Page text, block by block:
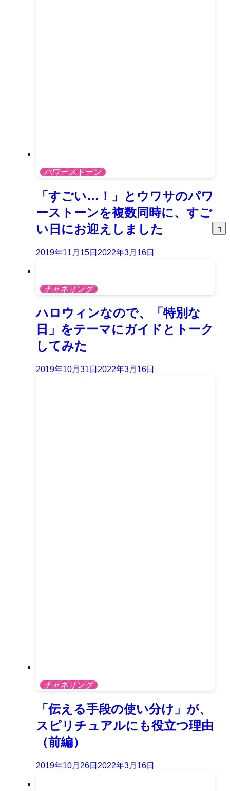
パワーストーン
「すごい…！」とウワサのパワ
ーストーンを複数同時に、すご
い日にお迎えしました
2019年11月15日 2022年3月16日
チャネリング
ハロウィンなので、「特別な
日」をテーマにガイドとトーク
してみた
2019年10月31日 2022年3月16日
チャネリング
「伝える手段の使い分け」が、
スピリチュアルにも役立つ理由
（前編）
2019年10月26日 2022年3月16日